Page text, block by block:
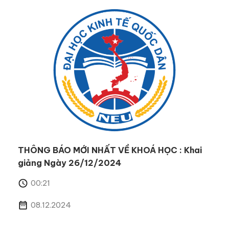
THÔNG BÁO MỚI NHẤT VỀ KHOÁ HỌC : Khai
giảng Ngày 26/12/2024
00:21
08.12.2024